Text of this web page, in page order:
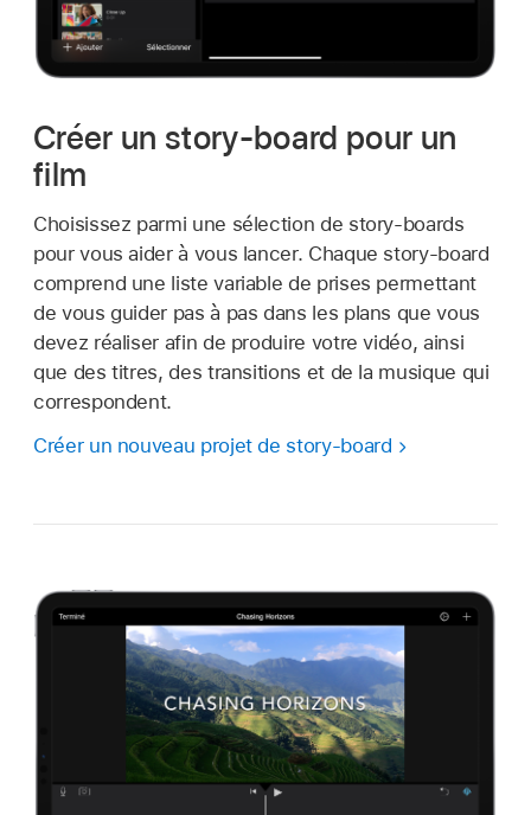
Créer un story-board pour un
film
Choisissez parmi une sélection de story-boards
pour vous aider à vous lancer. Chaque story-board
comprend une liste variable de prises permettant
de vous guider pas à pas dans les plans que vous
devez réaliser afin de produire votre vidéo, ainsi
que des titres, des transitions et de la musique qui
correspondent.
Créer un nouveau projet de story-board